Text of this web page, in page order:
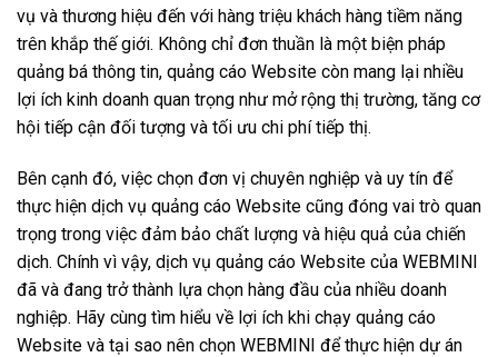
vụ và thương hiệu đến với hàng triệu khách hàng tiềm năng
trên khắp thế giới. Không chỉ đơn thuần là một biện pháp
quảng bá thông tin, quảng cáo Website còn mang lại nhiều
lợi ích kinh doanh quan trọng như mở rộng thị trường, tăng cơ
hội tiếp cận đối tượng và tối ưu chi phí tiếp thị.
Bên cạnh đó, việc chọn đơn vị chuyên nghiệp và uy tín để
thực hiện dịch vụ quảng cáo Website cũng đóng vai trò quan
trọng trong việc đảm bảo chất lượng và hiệu quả của chiến
dịch. Chính vì vậy, dịch vụ quảng cáo Website của WEBMINI
đã và đang trở thành lựa chọn hàng đầu của nhiều doanh
nghiệp. Hãy cùng tìm hiểu về lợi ích khi chạy quảng cáo
Website và tại sao nên chọn WEBMINI để thực hiện dự án